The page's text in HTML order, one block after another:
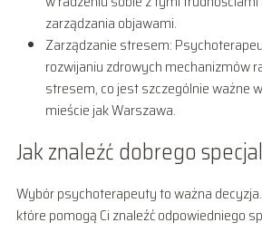
zarządzania objawami.
Zarządzanie stresem:
rozwijaniu zdrowych mechanizmów
stresem, co jest szczególnie ważne
mieście jak Warszawa.
Jak znaleźć dobrego
Wybór psychoterapeuty to ważna
które pomogą Ci znaleźć odpowiedniego